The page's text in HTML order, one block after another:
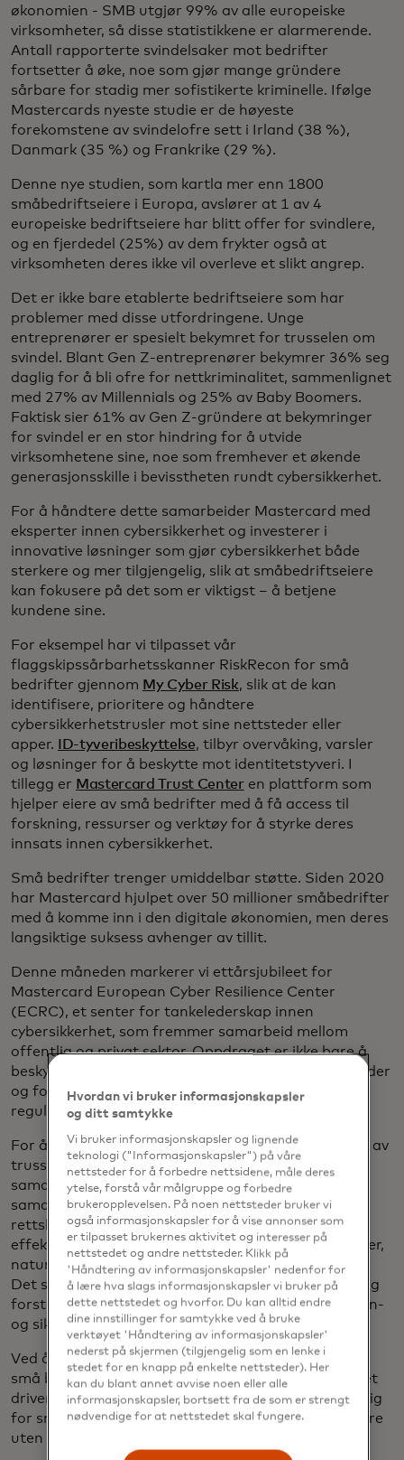
økonomien - SMB utgjør 99% av alle europeiske
virksomheter, så disse statistikkene er alarmerende.
Antall rapporterte svindelsaker mot bedrifter
fortsetter å øke, noe som gjør mange gründere
sårbare for stadig mer sofistikerte kriminelle. Ifølge
Mastercards nyeste studie er de høyeste
forekomstene av svindelofre sett i Irland (38 %),
Danmark (35 %) og Frankrike (29 %).
Denne nye studien, som kartla mer enn 1800
småbedriftseiere i Europa, avslører at 1 av 4
europeiske bedriftseiere har blitt offer for svindlere,
og en fjerdedel (25%) av dem frykter også at
virksomheten deres ikke vil overleve et slikt angrep.
Det er ikke bare etablerte bedriftseiere som har
problemer med disse utfordringene. Unge
entreprenører er spesielt bekymret for trusselen om
svindel. Blant Gen Z-entreprenører bekymrer 36% seg
daglig for å bli ofre for nettkriminalitet, sammenlignet
med 27% av Millennials og 25% av Baby Boomers.
Faktisk sier 61% av Gen Z-gründere at bekymringer
for svindel er en stor hindring for å utvide
virksomhetene sine, noe som fremhever et økende
generasjonsskille i bevisstheten rundt cybersikkerhet.
For å håndtere dette samarbeider Mastercard med
eksperter innen cybersikkerhet og investerer i
innovative løsninger som gjør cybersikkerhet både
sterkere og mer tilgjengelig, slik at småbedriftseiere
kan fokusere på det som er viktigst – å betjene
kundene sine.
For eksempel har vi tilpasset vår
flaggskipssårbarhetsskanner RiskRecon for små
bedrifter gjennom My Cyber Risk, slik at de kan
identifisere, prioritere og håndtere
cybersikkerhetstrusler mot sine nettsteder eller
apper.
ID-tyveribeskyttelse, tilbyr overvåking, varsler
og løsninger for å beskytte mot identitetstyveri. I
tillegg er Mastercard Trust Centeren plattform som
hjelper eiere av små bedrifter med å få access til
forskning, ressurser og verktøy for å styrke deres
innsats innen cybersikkerhet.
Små bedrifter trenger umiddelbar støtte. Siden 2020
har Mastercard hjulpet over 50 millioner småbedrifter
med å komme inn i den digitale økonomien, men deres
langsiktige suksess avhenger av tillit.
Denne måneden markerer vi ettårsjubileet for
Mastercard European Cyber Resilience Center
(ECRC), et senter for tankelederskap innen
cybersikkerhet, som fremmer samarbeid mellom
offentlig og privat sektor. Oppdraget er ikke bare å
beskytte nettverket vårt, men også å sikre våre kunder
og forbrukere ved å styrke offentlige, private og
regulatoriske partnerskap.
For å oppnå et enhetlig forsvar, benytter ECRC seg av
trusseletterretning, avanserte analyser og
samarbeidstiltak, samtidig som det aktivt
samarbeider med eksterne cyber- og
rettshåndhevelsesorganer. Senteret forbedrer
effektiviteten av responsene under globale hendelser,
naturkatastrofer, tjeneste- og sikkerhetshendelser.
Det sikrer samsvar med globale personvernregler, og
forsterker Mastercards engasjement for personvern-
og sikkerhetsstandarder.
Ved å samarbeide kan vi skape et tryggere miljø for
små bedrifter. Sikkerhet går utover beskyttelse – det
driver vekst. Den tilliten som etableres, gjør det mulig
for små bedrifter å operere med selvtillit og blomstre
uten frykt.
Hvordan vi bruker informasjonskapsler
og ditt samtykke
Vi bruker informasjonskapsler og lignende
teknologi ("Informasjonskapsler") på våre
nettsteder for å forbedre nettsidene, måle deres
ytelse, forstå vår målgruppe og forbedre
brukeropplevelsen. På noen nettsteder bruker vi
også informasjonskapsler for å vise annonser som
er tilpasset brukernes aktivitet og interesser på
nettstedet og andre nettsteder. Klikk på
'Håndtering av informasjonskapsler' nedenfor for
å lære hva slags informasjonskapsler vi bruker på
dette nettstedet og hvorfor. Du kan alltid endre
dine innstillinger for samtykke ved å bruke
verktøyet 'Håndtering av informasjonskapsler'
nederst på skjermen (tilgjengelig som en lenke i
stedet for en knapp på enkelte nettsteder). Her
kan du blant annet avvise noen eller alle
informasjonskapsler, bortsett fra de som er strengt
nødvendige for at nettstedet skal fungere.